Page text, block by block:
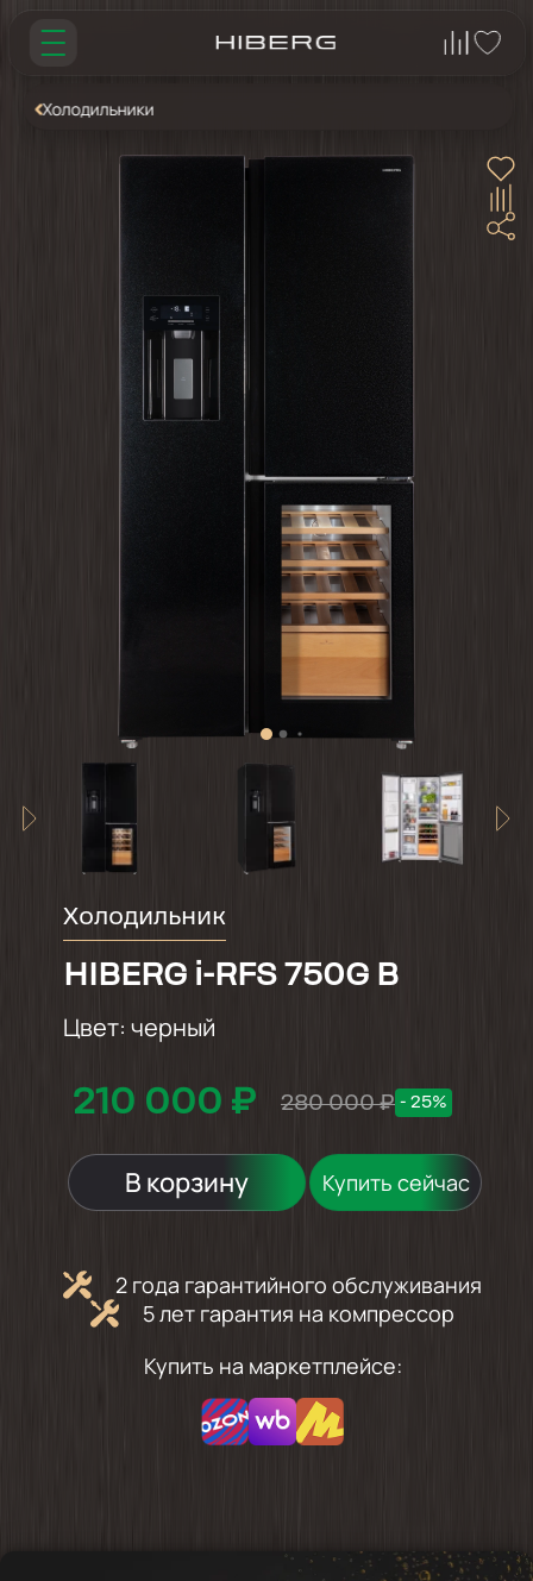
Холодильники
Холодильник
HIBERG i-RFS 750G B
Цвет: черный
210 000 ₽ 280 000 ₽ - 25%
В корзину Купить сейчас
2 года гарантийного обслуживания
5 лет гарантия на компрессор
Купить на маркетплейсе: